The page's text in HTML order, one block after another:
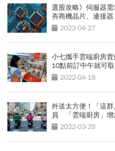
選股攻略》伺服器
夯商機晶片、連接
2022-04-27
小七攜手雲端廚房
10點前訂中午就可
2022-04-18
外送太方便！「這
員 「雲端廚房」增
2022-03-29